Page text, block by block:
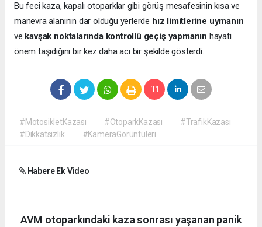
Bu feci kaza, kapalı otoparklar gibi görüş mesafesinin kısa ve
manevra alanının dar olduğu yerlerde hız limitlerine uymanın
ve kavşak noktalarında kontrollü geçiş yapmanın hayati
önem taşıdığını bir kez daha acı bir şekilde gösterdi.
#MotosikletKazası #OtoparkKazası
#TrafikKazası
#Dikkatsizlik
#KameraGörüntüleri
Habere Ek Video
AVM otoparkındaki kaza sonrası yaşanan panik